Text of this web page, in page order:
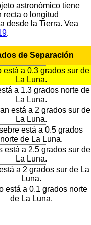
astronómico tiene
recta o longitud
desde la Tierra. Vea
.
de Separación
está a 0.3 grados sur de
La Luna.
a 1.3 grados norte de
La Luna.
está a 2 grados sur de
La Luna.
está a 0.5 grados
norte de La Luna.
está a 2.5 grados sur de
La Luna.
a 2 grados sur de La
Luna.
está a 0.1 grados norte
de La Luna.